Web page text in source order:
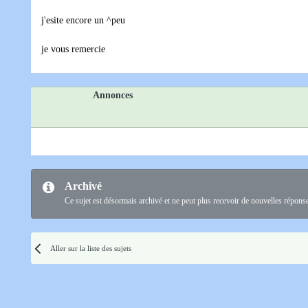
j'esite encore un ^peu
je vous remercie
Annonces
Archivé
Ce sujet est désormais archivé et ne peut plus recevoir de nouvelles
Aller sur la liste des sujets